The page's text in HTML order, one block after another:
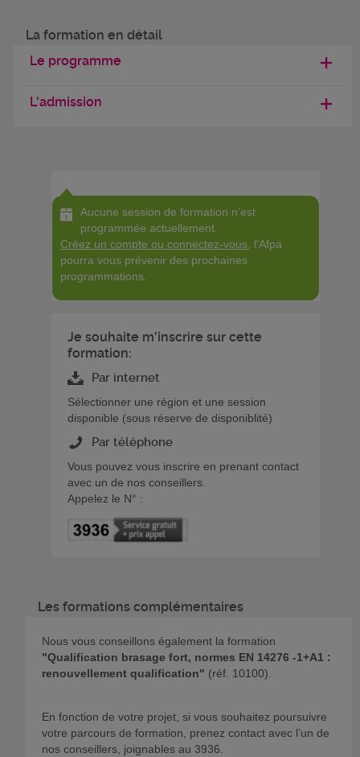
La formation en détail
Le programme
L'admission
Aucune session de formation n'est
programmée actuellement.
Créez un compte ou connectez-vous , l'Afpa
pourra vous prévenir des prochaines
programmations.
Je souhaite m'inscrire sur cette
formation:
Par internet
Sélectionner une région et une session
disponible (sous réserve de disponiblité)
Par téléphone
Vous pouvez vous inscrire en prenant contact
avec un de nos conseillers.
Appelez le N° :
Les formations complémentaires
Nous vous conseillons également la formation
"Qualification brasage fort, normes EN 14276 -1+A1 :
renouvellement qualification" (réf. 10100).
En fonction de votre projet, si vous souhaitez poursuivre
votre parcours de formation, prenez contact avec l’un de
nos conseillers, joignables au 3936.